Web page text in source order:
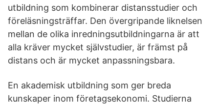
utbildning som kombinerar distansstudier och
föreläsningsträffar. Den övergripande liknelsen
mellan de olika inredningsutbildningarna är att
alla kräver mycket självstudier, är främst på
distans och är mycket anpassningsbara.
En akademisk utbildning som ger breda
kunskaper inom företagsekonomi. Studierna